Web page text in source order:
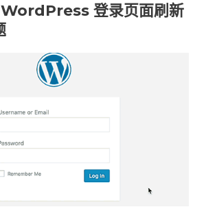
WordPress 登录页面刷新